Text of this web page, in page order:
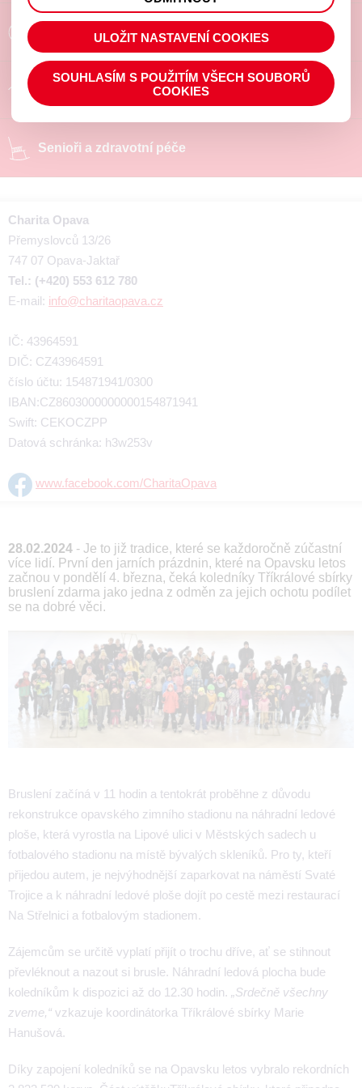
Poradíme a pomůžeme
Chráněné pracoviště
Senioři a zdravotní péče
Charita Opava
Přemyslovců 13/26
747 07 Opava-Jaktař
Tel.: (+420) 553 612 780
E-mail: info@charitaopava.cz
IČ: 43964591
DIČ: CZ43964591
číslo účtu: 154871941/0300
IBAN:CZ8603000000000154871941
Swift: CEKOCZPP
Datová schránka: h3w253v
www.facebook.com/CharitaOpava
28.02.2024 - Je to již tradice, které se každoročně zúčastní
více lidí. První den jarních prázdnin, které na Opavsku letos
začnou v pondělí 4. března, čeká koledníky Tříkrálové sbírky
bruslení zdarma jako jedna z odměn za jejich ochotu podílet
se na dobré věci.
Bruslení začíná v 11 hodin a tentokrát proběhne z důvodu
rekonstrukce opavského zimního stadionu na náhradní ledové
ploše, která vyrostla na Lipové ulici v Městských sadech u
fotbalového stadionu na místě bývalých skleníků. Pro ty, kteří
přijedou autem, je nejvýhodnější zaparkovat na náměstí Svaté
Trojice a k náhradní ledové ploše dojít po cestě mezi restaurací
Na Střelnici a fotbalovým stadionem.
Zájemcům se určitě vyplatí přijít o trochu dříve, ať se stihnout
převléknout a nazout si brusle. Náhradní ledová plocha bude
koledníkům k dispozici až do 12.30 hodin. „Srdečně všechny
zveme,“ vzkazuje koordinátorka Tříkrálové sbírky Marie
Hanušová.
Díky zapojení koledníků se na Opavsku letos vybralo rekordních
prohlížené zboží apod.
ULOŽIT NASTAVENÍ COOKIES
SOUHLASÍM S POUŽITÍM VŠECH SOUBORŮ
COOKIES